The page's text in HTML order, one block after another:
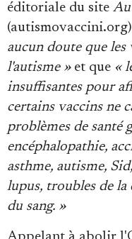
éditoriale du site
aucun doute que
l'autisme »et que «
insuffisantes pour
certains vaccins ne
problèmes de santé
encéphalopathie,
asthme, autisme,
lupus, troubles de
du sang. »